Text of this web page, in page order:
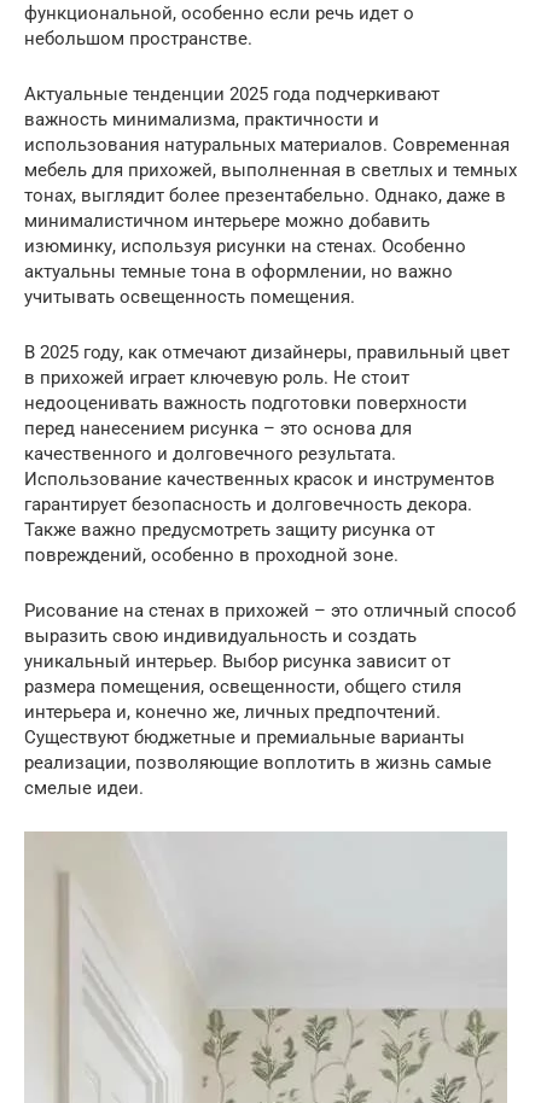
функциональной, особенно если речь идет о
небольшом пространстве.
Актуальные тенденции 2025 года подчеркивают
важность минимализма, практичности и
использования натуральных материалов. Современная
мебель для прихожей, выполненная в светлых и темных
тонах, выглядит более презентабельно. Однако, даже в
минималистичном интерьере можно добавить
изюминку, используя рисунки на стенах. Особенно
актуальны темные тона в оформлении, но важно
учитывать освещенность помещения.
В 2025 году, как отмечают дизайнеры, правильный цвет
в прихожей играет ключевую роль. Не стоит
недооценивать важность подготовки поверхности
перед нанесением рисунка – это основа для
качественного и долговечного результата.
Использование качественных красок и инструментов
гарантирует безопасность и долговечность декора.
Также важно предусмотреть защиту рисунка от
повреждений, особенно в проходной зоне.
Рисование на стенах в прихожей – это отличный способ
выразить свою индивидуальность и создать
уникальный интерьер. Выбор рисунка зависит от
размера помещения, освещенности, общего стиля
интерьера и, конечно же, личных предпочтений.
Существуют бюджетные и премиальные варианты
реализации, позволяющие воплотить в жизнь самые
смелые идеи.